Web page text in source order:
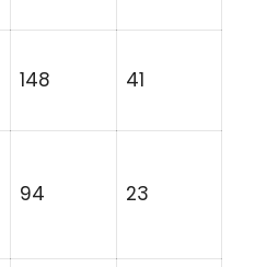
148 41
94 23